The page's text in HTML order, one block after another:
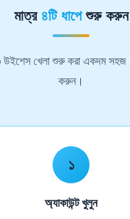
মাত্র ৪টি ধাপেশুরু করুন
খেলা শুরু করা একদম
করুন।
১
অ্যাকাউন্ট খুলুন